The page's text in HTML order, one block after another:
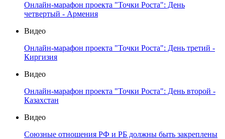
Онлайн-марафон проекта "Точки Роста": День
четвертый - Армения
Видео
Онлайн-марафон проекта "Точки Роста": День третий -
Киргизия
Видео
Онлайн-марафон проекта "Точки Роста": День второй -
Казахстан
Видео
Союзные отношения РФ и РБ должны быть закреплены